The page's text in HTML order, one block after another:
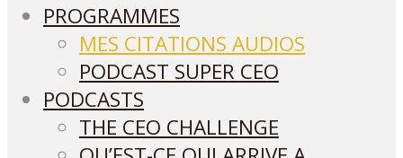
PROGRAMMES
MES CITATIONS AUDIOS
PODCAST SUPER CEO
PODCASTS
THE CEO CHALLENGE